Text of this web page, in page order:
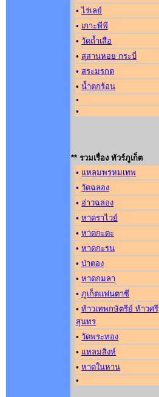
• ไร่เลย์
• เกาะพีพี
• วัดถ้ำเสือ
• สุสานหอย กระบี่
• สระมรกต
• น้ำตกร้อน
•
•
** รวมเรื่อง ทัวร์ภูเก็ต
• แหลมพรหมเทพ
• วัดฉลอง
• อ่าวฉลอง
• หาดราไวย์
• หาดกะตะ
• หาดกะรน
• ป่าตอง
• หาดกมลา
• ภูเก็ตแฟนตาซี
• ท้าวเทพกษัตรีย์ ท้าวศรี
สุนทร
• วัดพระทอง
• แหลมสิงห์
• หาดในหาน
•